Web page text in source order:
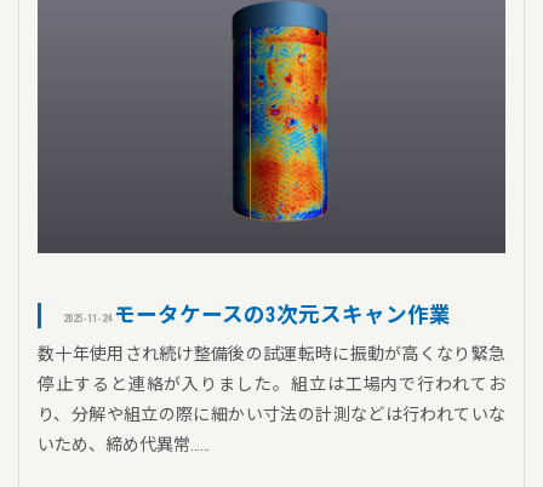
2025-11-24 モータケースの3次元スキャン作業
数十年使用され続け整備後の試運転時に振動が高くなり緊急
停止すると連絡が入りました。組立は工場内で行われてお
り、分解や組立の際に細かい寸法の計測などは行われていな
いため、締め代異常……